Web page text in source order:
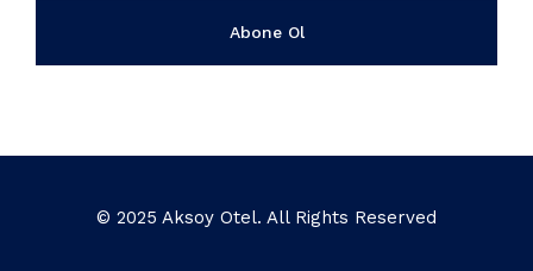
© 2025 Aksoy Otel. All Rights Reserved